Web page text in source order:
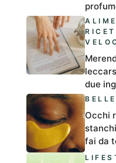
due
Occhi
fai da